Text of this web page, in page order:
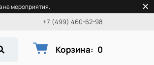
на мероприятия.
+7 (499) 460-62-98
Корзина: 0